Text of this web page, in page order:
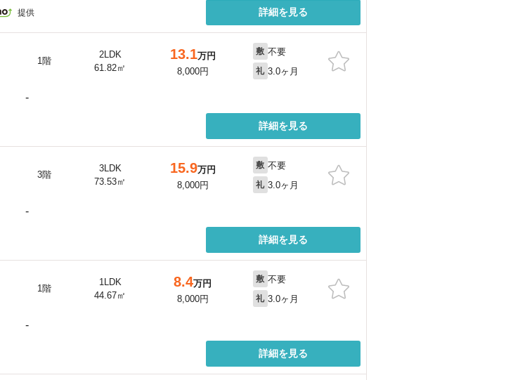
提供 詳細を見る
1階
2LDK
61.82㎡
13.1万円
8,000円
敷 不要
礼 3.0ヶ月
-
詳細を見る
3階
3LDK
73.53㎡
15.9万円
8,000円
敷 不要
礼 3.0ヶ月
-
詳細を見る
1階
1LDK
44.67㎡
8.4万円
8,000円
敷 不要
礼 3.0ヶ月
-
詳細を見る